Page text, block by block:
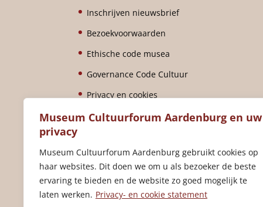
Museum Cultuurforum Aardenburg en uw
privacy
Museum Cultuurforum Aardenburg gebruikt cookies op
haar websites. Dit doen we om u als bezoeker de beste
ervaring te bieden en de website zo goed mogelijk te
laten werken. Privacy- en cookie statement
i
v
Inschrijven nieuwsbrief
Bezoekvoorwaarden
Ethische code musea
Governance Code Cultuur
Privacy en cookies
Contact
Klachtenformulier